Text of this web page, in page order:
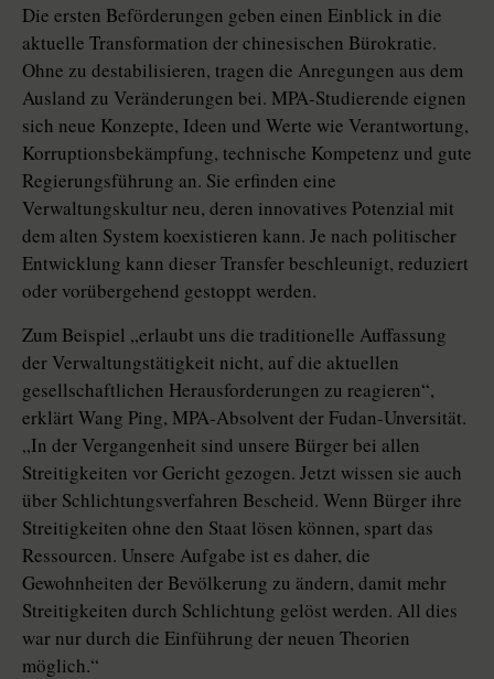
Die ersten Beförderungen geben einen Einblick in die
aktuelle Transformation der chinesischen Bürokratie.
Ohne zu destabilisieren, tragen die Anregungen aus dem
Ausland zu Veränderungen bei. MPA-Studierende eignen
sich neue Konzepte, Ideen und Werte wie Verantwortung,
Korruptionsbekämpfung, technische Kompetenz und gute
Regierungsführung an. Sie erfinden eine
Verwaltungskultur neu, deren innovatives Potenzial mit
dem alten System koexistieren kann. Je nach politischer
Entwicklung kann dieser Transfer beschleunigt, reduziert
oder vorübergehend gestoppt werden.
Zum Beispiel „erlaubt uns die traditionelle Auffassung
der Verwaltungstätigkeit nicht, auf die aktuellen
gesellschaftlichen Herausforderungen zu reagieren“,
erklärt Wang Ping, MPA-Absolvent der Fudan-Unversität.
„In der Vergangenheit sind unsere Bürger bei allen
Streitigkeiten vor Gericht gezogen. Jetzt wissen sie auch
über Schlichtungsverfahren Bescheid. Wenn Bürger ihre
Streitigkeiten ohne den Staat lösen können, spart das
Ressourcen. Unsere Aufgabe ist es daher, die
Gewohnheiten der Bevölkerung zu ändern, damit mehr
Streitigkeiten durch Schlichtung gelöst werden. All dies
war nur durch die Einführung der neuen Theorien
möglich.“